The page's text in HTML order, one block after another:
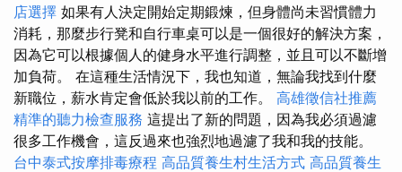
店選擇 如果有人決定開始定期鍛煉，但身體尚未習慣體力
消耗，那麼步行凳和自行車桌可以是一個很好的解決方案，
因為它可以根據個人的健身水平進行調整，並且可以不斷增
加負荷。 在這種生活情況下，我也知道，無論我找到什麼
新職位，薪水肯定會低於我以前的工作。 高雄徵信社推薦
精準的聽力檢查服務 這提出了新的問題，因為我必須過濾
很多工作機會，這反過來也強烈地過濾了我和我的技能。
台中泰式按摩排毒療程 高品質養生村生活方式 高品質養生